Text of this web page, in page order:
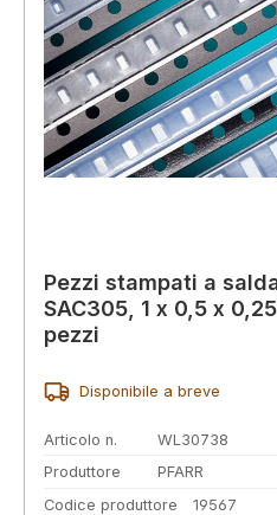
Pezzi stampati a
SAC305, 1 x 0,5 x
pezzi
Disponibile a breve
Articolo n.
WL30738
Produttore
PFARR
Codice produttore
19567